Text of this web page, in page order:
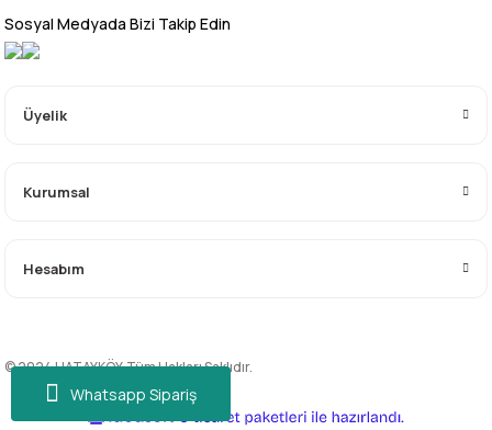
Whatsapp Sipariş
Sosyal Medyada Bizi Takip Edin
Üyelik
Kurumsal
Hesabım
© 2024 HATAYKÖY. Tüm Hakları Saklıdır.
e-